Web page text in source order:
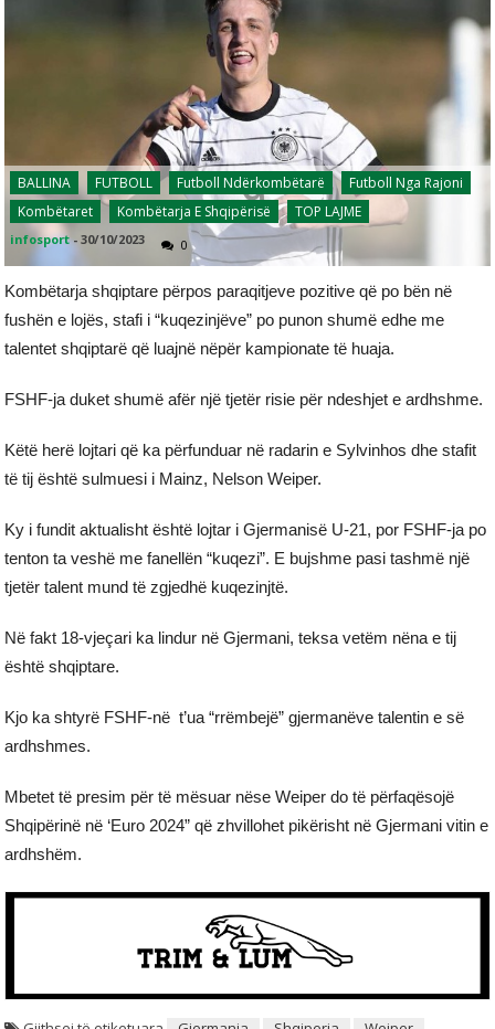
BALLINA FUTBOLL Futboll Ndërkombëtarë
Futboll Nga Rajoni
Kombëtaret
Kombëtarja E Shqipërisë TOP LAJME
infosport -30/10/2023 0
Kombëtarja shqiptare përpos paraqitjeve pozitive që po bën në
fushën e lojës, stafi i “kuqezinjëve” po punon shumë edhe me
talentet shqiptarë që luajnë nëpër kampionate të huaja.
FSHF-ja duket shumë afër një tjetër risie për ndeshjet e ardhshme.
Këtë herë lojtari që ka përfunduar në radarin e Sylvinhos dhe stafit
të tij është sulmuesi i Mainz, Nelson Weiper.
Ky i fundit aktualisht është lojtar i Gjermanisë U-21, por FSHF-ja po
tenton ta veshë me fanellën “kuqezi”. E bujshme pasi tashmë një
tjetër talent mund të zgjedhë kuqezinjtë.
Në fakt 18-vjeçari ka lindur në Gjermani, teksa vetëm nëna e tij
është shqiptare.
Kjo ka shtyrë FSHF-në t’ua “rrëmbejë” gjermanëve talentin e së
ardhshmes.
Mbetet të presim për të mësuar nëse Weiper do të përfaqësojë
Shqipërinë në ‘Euro 2024” që zhvillohet pikërisht në Gjermani vitin e
ardhshëm.